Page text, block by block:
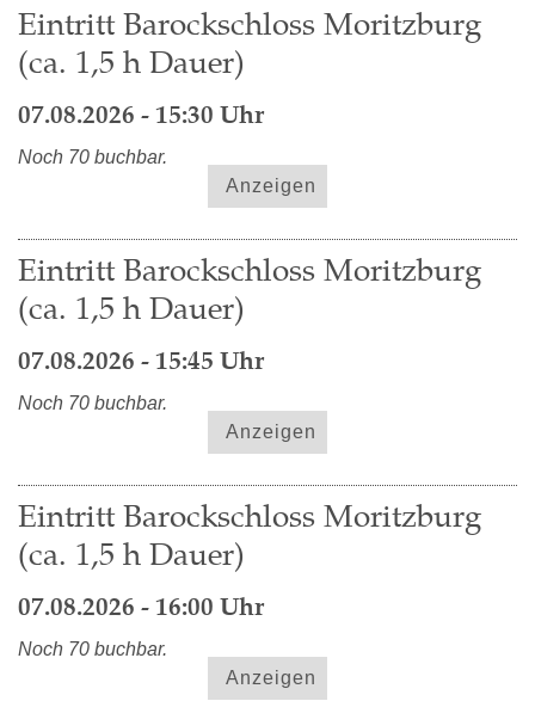
Eintritt Barockschloss Moritzburg
(ca. 1,5 h Dauer)
07.08.2026 - 15:30 Uhr
Noch 70 buchbar.
Anzeigen
Eintritt Barockschloss Moritzburg
(ca. 1,5 h Dauer)
07.08.2026 - 15:45 Uhr
Noch 70 buchbar.
Anzeigen
Eintritt Barockschloss Moritzburg
(ca. 1,5 h Dauer)
07.08.2026 - 16:00 Uhr
Noch 70 buchbar.
Anzeigen